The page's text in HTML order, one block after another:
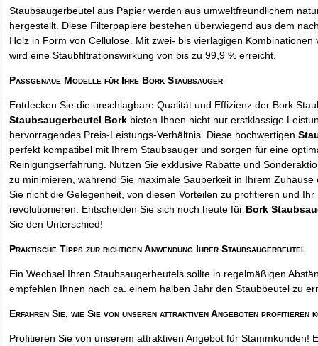
Staubsaugerbeutel aus Papier werden aus umweltfreundlichem
hergestellt. Diese Filterpapiere bestehen überwiegend aus dem
Holz in Form von Cellulose. Mit zwei- bis vierlagigen Kombinationen
wird eine Staubfiltrationswirkung von bis zu 99,9 % erreicht.
Passgenaue Modelle für Ihre Bork Staubsauger
Entdecken Sie die unschlagbare Qualität und Effizienz der Bork
Staubsaugerbeutel Bork bieten Ihnen nicht nur erstklassige
hervorragendes Preis-Leistungs-Verhältnis. Diese hochwertigen
perfekt kompatibel mit Ihrem Staubsauger und sorgen für eine
Reinigungserfahrung. Nutzen Sie exklusive Rabatte und
zu minimieren, während Sie maximale Sauberkeit in Ihrem Zuhause
Sie nicht die Gelegenheit, von diesen Vorteilen zu profitieren und
revolutionieren. Entscheiden Sie sich noch heute für Bork
Sie den Unterschied!
Praktische Tipps zur richtigen Anwendung Ihrer Staubsaugerbeutel
Ein Wechsel Ihren Staubsaugerbeutels sollte in regelmäßigen
empfehlen Ihnen nach ca. einem halben Jahr den Staubbeutel zu
Erfahren Sie, wie Sie von unseren attraktiven Angeboten profitieren
Profitieren Sie von unserem attraktiven Angebot für Stammkunden!